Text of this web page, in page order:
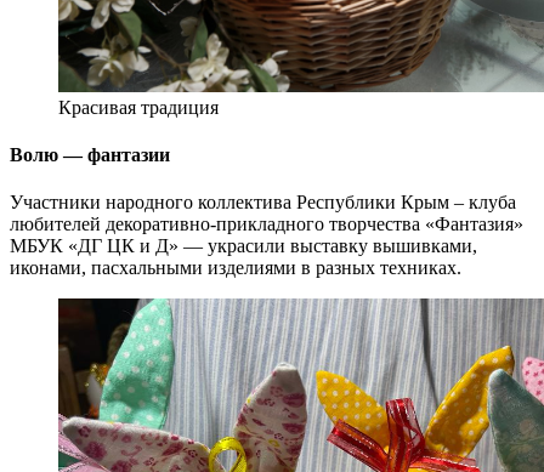
Красивая традиция
Волю — фантазии
Участники народного коллектива Республики Крым – клуба
любителей декоративно-прикладного творчества «Фантазия»
МБУК «ДГ ЦК и Д» — украсили выставку вышивками,
иконами, пасхальными изделиями в разных техниках.